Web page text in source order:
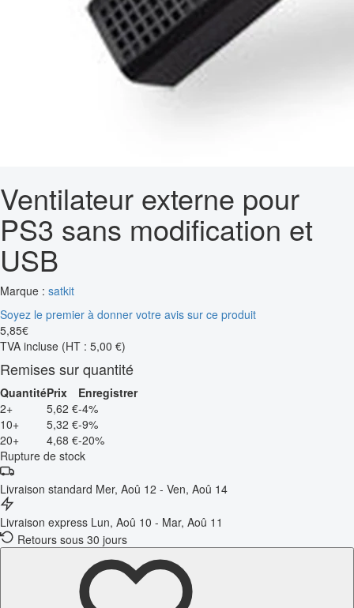
Ventilateur externe pour
PS3 sans modification et
USB
Marque : satkit
Soyez le premier à donner votre avis sur ce produit
5,85€
TVA incluse (HT : 5,00 €)
Remises sur quantité
QuantitéPrix
Enregistrer
2+
5,62 €-4%
10+
5,32 €-9%
20+
4,68 €-20%
Rupture de stock
Livraison standard Mer, Aoû 12 - Ven, Aoû 14
Livraison express Lun, Aoû 10 - Mar, Aoû 11
Retours sous 30 jours